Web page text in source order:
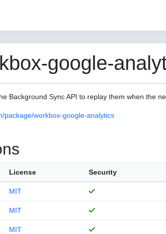
google-
Background Sync API to replay them when the
package/workbox-google-analytics
License Security
MIT
MIT
MIT